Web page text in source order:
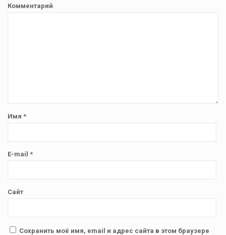
Комментарий
Имя *
E-mail *
Сайт
Сохранить моё имя, email и адрес сайта в этом браузере